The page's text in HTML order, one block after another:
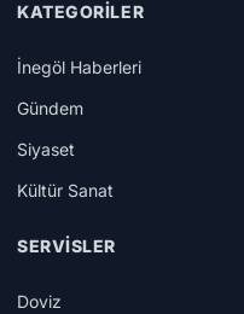
KATEGORILER
İnegöl Haberleri
Gündem
Siyaset
Kültür Sanat
SERVISLER
Doviz